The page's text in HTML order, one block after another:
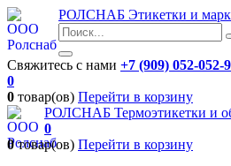
РОЛСНАБ Этикетки и
Свяжитесь с нами +7 (909) 052-052-9
0
0 товар(ов) Перейти в корзину
РОЛСНАБ Термоэтикетки и
0
0товар(ов) Перейти в корзину